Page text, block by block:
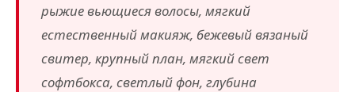
рыжие вьющиеся волосы, мягкий
естественный макияж, бежевый вязаный
свитер, крупный план, мягкий свет
софтбокса, светлый фон, глубина